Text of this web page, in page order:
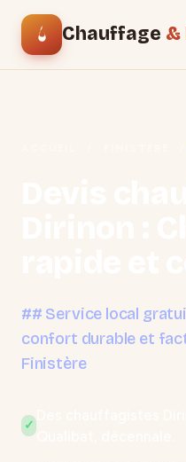
Chauffage &
## Service local
confort durable et
Finistère
✓